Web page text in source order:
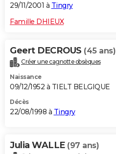
29/11/2001 à Tingry
Famille DHIEUX
Geert DECROUS (45 ans)
Créer une cagnotte obsèques
Naissance
09/12/1952 à TIELT BELGIQUE
Décès
22/08/1998 à Tingry
Julia WALLE (97 ans)